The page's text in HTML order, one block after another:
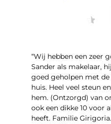
“Wij hebben een zeer
Sander als makelaar,
goed geholpen met
huis. Heel veel steun
hem. (Ontzorgd) van
ook een dikke 10 voor
heeft. Familie